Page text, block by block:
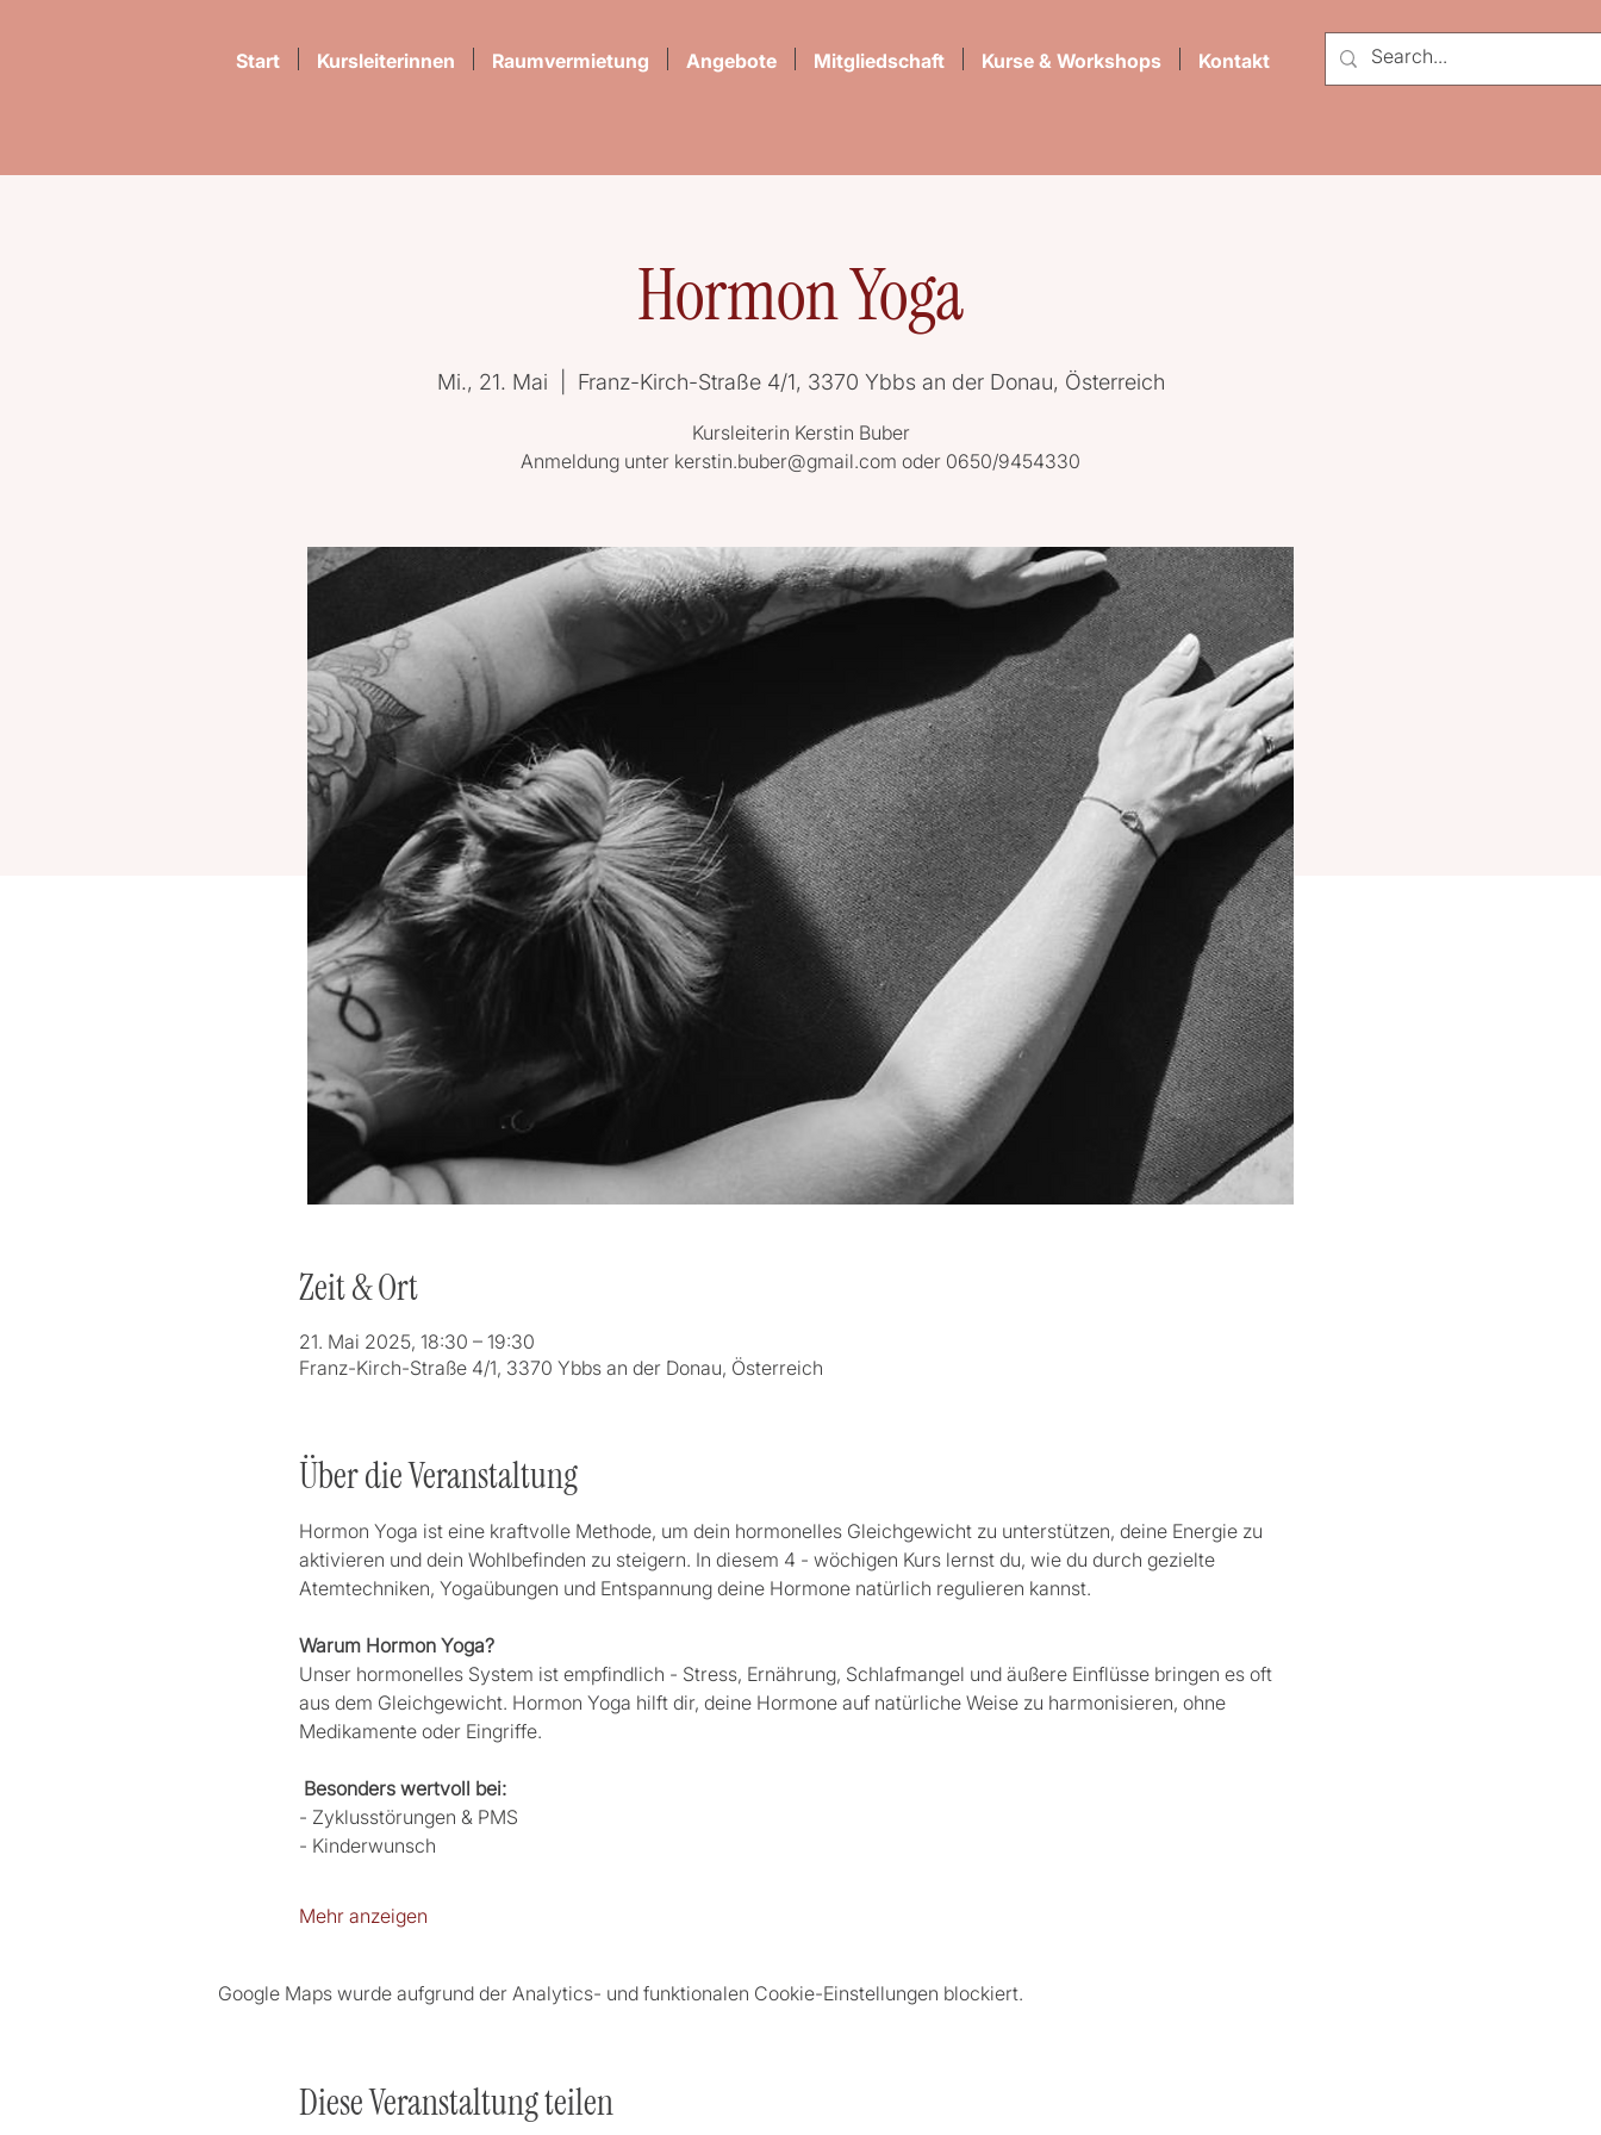
Start Kursleiterinnen Raumvermietung Angebote Mitgliedschaft Kurse & Workshops Kontakt
Hormon Yoga
Mi., 21. Mai Franz-Kirch-Straße 4/1, 3370 Ybbs an der Donau, Österreich
Kursleiterin Kerstin Buber
Anmeldung unter kerstin.buber@gmail.com oder 0650/9454330
Zeit & Ort
21. Mai 2025, 18:30 – 19:30
Franz-Kirch-Straße 4/1, 3370 Ybbs an der Donau, Österreich
Über die Veranstaltung
Hormon Yoga ist eine kraftvolle Methode, um dein hormonelles Gleichgewicht zu unterstützen, deine Energie zu
aktivieren und dein Wohlbefinden zu steigern. In diesem 4 - wöchigen Kurs lernst du, wie du durch gezielte
Atemtechniken, Yogaübungen und Entspannung deine Hormone natürlich regulieren kannst.
Warum Hormon Yoga?
Unser hormonelles System ist empfindlich - Stress, Ernährung, Schlafmangel und äußere Einflüsse bringen es oft
aus dem Gleichgewicht. Hormon Yoga hilft dir, deine Hormone auf natürliche Weise zu harmonisieren, ohne
Medikamente oder Eingriffe.
Besonders wertvoll bei:
- Zyklusstörungen & PMS
- ⁠Kinderwunsch
Mehr anzeigen
Google Maps wurde aufgrund der Analytics- und funktionalen Cookie-Einstellungen blockiert.
Diese Veranstaltung teilen